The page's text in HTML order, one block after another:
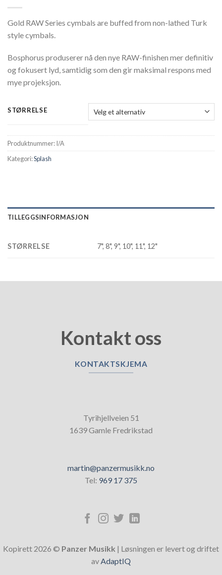
Gold RAW Series cymbals are buffed from non-lathed Turk
style cymbals.
Bosphorus produserer nå den nye RAW-finishen mer definitiv
og fokusert lyd, samtidig som den gir maksimal respons med
mye projeksjon.
STØRRELSE
Produktnummer:I/A
Kategori:Splash
TILLEGGSINFORMASJON
STØRRELSE 7", 8", 9", 10", 11", 12"
Kontakt oss
KONTAKTSKJEMA
Tyrihjellveien 51
1639 Gamle Fredrikstad
martin@panzermusikk.no
Tel: 969 17 375
Kopirett 2026 © Panzer Musikk | Løsningen er levert og driftet
avAdaptIQ